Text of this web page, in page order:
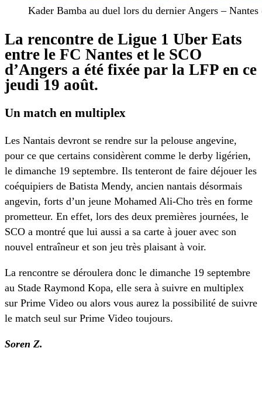
Kader Bamba au duel lors du dernier Angers –
La rencontre de Ligue 1 Uber Eats
entre le FC Nantes et le SCO
d’Angers a été fixée par la LFP en ce
jeudi 19 août.
Un match en multiplex
Les Nantais devront se rendre sur la pelouse angevine,
pour ce que certains considèrent comme le derby ligérien,
le dimanche 19 septembre. Ils tenteront de faire déjouer les
coéquipiers de Batista Mendy, ancien nantais désormais
angevin, forts d’un jeune Mohamed Ali-Cho très en forme
prometteur. En effet, lors des deux premières journées, le
SCO a montré que lui aussi a sa carte à jouer avec son
nouvel entraîneur et son jeu très plaisant à voir.
La rencontre se déroulera donc le dimanche 19 septembre
au Stade Raymond Kopa, elle sera à suivre en multiplex
sur Prime Video ou alors vous aurez la possibilité de suivre
le match seul sur Prime Video toujours.
Soren Z.